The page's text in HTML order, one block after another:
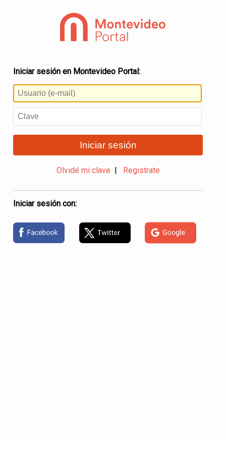
Iniciar sesión en Montevideo Portal:
Iniciar sesión
Olvidé mi clave Registrate
Iniciar sesión con: